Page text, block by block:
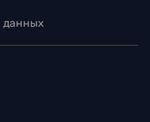
данных